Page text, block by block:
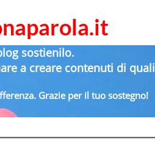
sostienilo.
a creare contenuti di
Grazie per il tuo sostegno!